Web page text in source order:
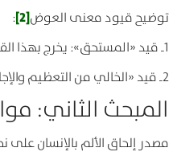
توضيح قيود معنى العوض[2]
:
1ـ قيد «المستحق»: يخرج بهذا القيد «التفضّل»، لأنّ التفضّل هو النفع غير المستحق.
2ـ قيد «الخالي من التعظيم والإجلال»: يخرج بهذا القيد «
المبحث الثاني:
مصدر إلحاق الألم بالإنسان على